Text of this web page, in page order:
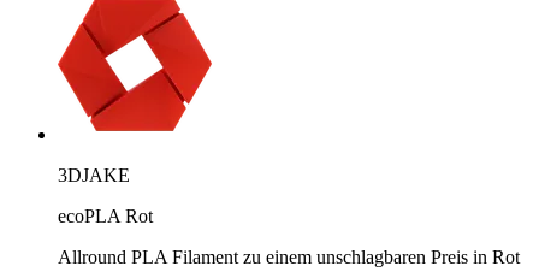
3DJAKE
ecoPLA Rot
Allround PLA Filament zu einem unschlagbaren Preis in Rot